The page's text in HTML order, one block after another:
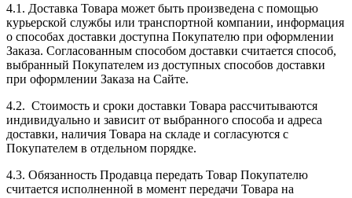
4.1. Доставка Товара может быть произведена с помощью
курьерской службы или транспортной компании, информация
о способах доставки доступна Покупателю при оформлении
Заказа. Согласованным способом доставки считается способ,
выбранный Покупателем из доступных способов доставки
при оформлении Заказа на Сайте.
4.2. Стоимость и сроки доставки Товара рассчитываются
индивидуально и зависит от выбранного способа и адреса
доставки, наличия Товара на складе и согласуются с
Покупателем в отдельном порядке.
4.3. Обязанность Продавца передать Товар Покупателю
считается исполненной в момент передачи Товара на